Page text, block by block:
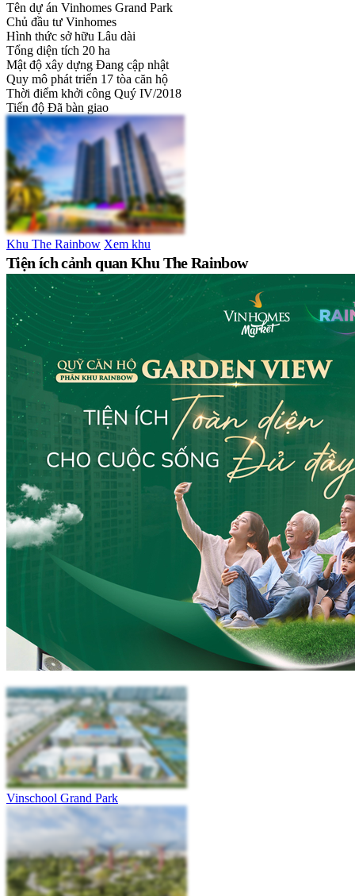
Tên dự án Vinhomes Grand Park
Chủ đầu tư Vinhomes
Hình thức sở hữu Lâu dài
Tổng diện tích 20 ha
Mật độ xây dựng Đang cập nhật
Quy mô phát triển 17 tòa căn hộ
Thời điểm khởi công Quý IV/2018
Tiến độ Đã bàn giao
Khu The Rainbow Xem khu
Tiện ích cảnh quan Khu The Rainbow
Vinschool Grand Park